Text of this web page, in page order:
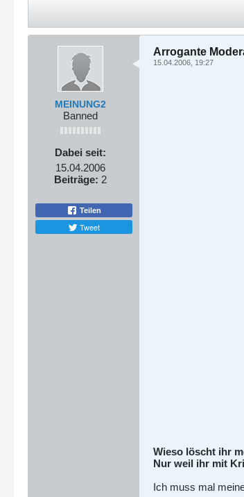
MEINUNG2
Banned
Dabei seit:
15.04.2006
Beiträge: 2
Teilen
Tweet
Arrogante
15.04.2006, 19:27
Wieso löscht ihr
Nur weil ihr mit
Ich muss mal